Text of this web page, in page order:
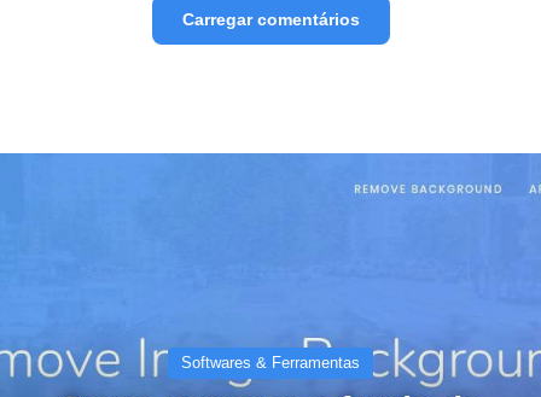
Carregar comentários